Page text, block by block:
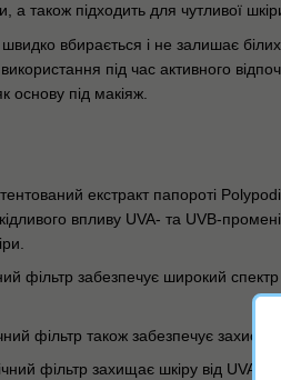
а також підходить для чутливої
вбирається і не залишає білих
під час активного
основу під макіяж.
екстракт папороті
впливу UVA- та UVB-
фільтр забезпечує широкий спектр
фільтр також забезпечує захист
фільтр захищає шкіру від UVA-